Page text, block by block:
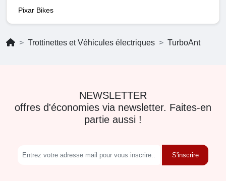
Pixar Bikes
Trottinettes et Véhicules électriques TurboAnt
NEWSLETTER
offres d'économies via newsletter. Faites-en
partie aussi !
S'inscrire